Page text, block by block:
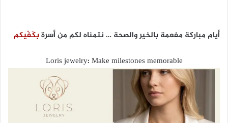
أيام مباركة مفعمة بالخير والصحة … نتمناه لكم من أسرة بِكَفّيكم
Loris jewelry: Make milestones memorable